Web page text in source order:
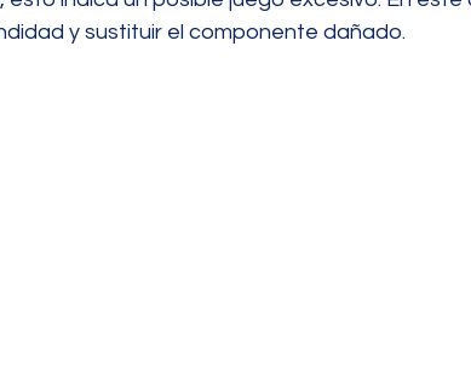
y sustituir el componente dañado.